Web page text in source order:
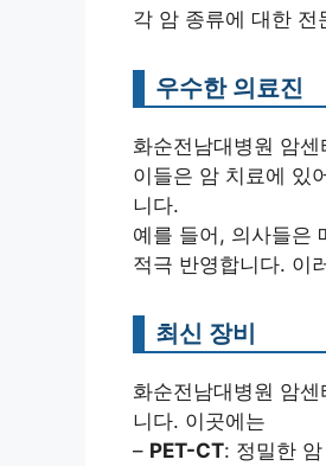
각 암 종류에 대한
우수한 의료진
화순전남대병원 암
이들은 암 치료에 있
니다.
예를 들어, 의사들은
적극 반영합니다. 이
최신 장비
화순전남대병원 암
니다. 이곳에는
– PET-CT: 정밀한